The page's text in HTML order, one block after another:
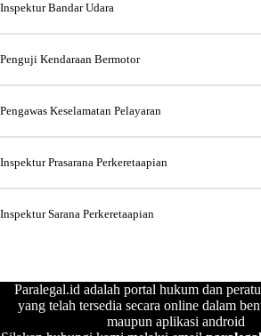
Inspektur Bandar Udara
Penguji Kendaraan Bermotor
Pengawas Keselamatan Pelayaran
Inspektur Prasarana Perkeretaapian
Inspektur Sarana Perkeretaapian
Paralegal.id adalah portal hukum dan
yang telah tersedia secara online dalam
maupun aplikasi android